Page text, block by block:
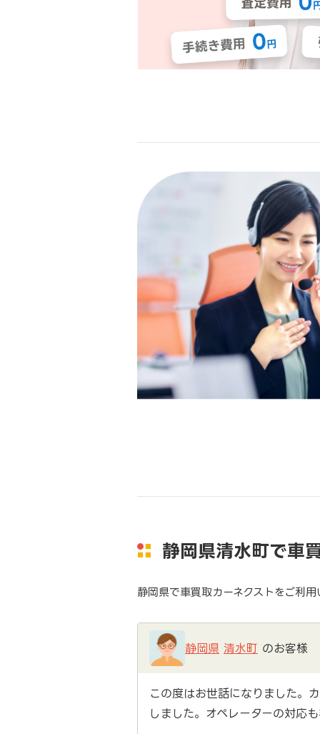
静岡県清水町で車
静岡県で車買取カーネクストをご利
静岡県 清水町 のお客様
この度はお世話になりました。
しました。オペレーターの対応